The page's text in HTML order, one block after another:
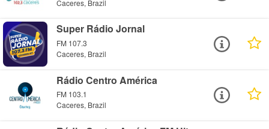
Caceres, Brazil
Super Rádio Jornal
FM 107.3
Caceres, Brazil
Rádio Centro América
FM 103.1
Caceres, Brazil